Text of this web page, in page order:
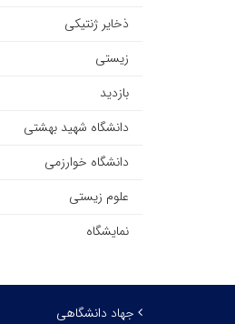
ذخایر ژنتیکی
زیستی
بازدید
دانشگاه شهید بهشتی
دانشگاه خوارزمی
علوم زیستی
نمایشگاه
جهاد دانشگاهی